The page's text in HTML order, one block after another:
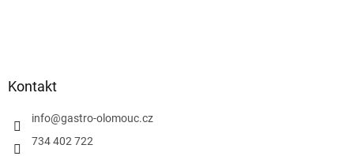
Kontakt
info@gastro-olomouc.cz
734 402 722